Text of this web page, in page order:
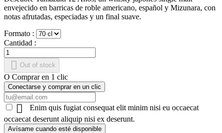
envejecido en barricas de roble americano, español y Mizunara, con
notas afrutadas, especiadas y un final suave.
Formato :
Cantidad :
 Out of stock
O Comprar en 1 clic
Conectarse y comprar en un clic

Enim quis fugiat consequat elit minim nisi eu occaecat
occaecat deserunt aliquip nisi ex deserunt.
Avísame cuando esté disponible